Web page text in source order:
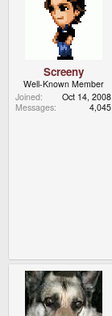
Screeny
Well-Known Member
Joined
Oct 14, 2008
Messages
4,045